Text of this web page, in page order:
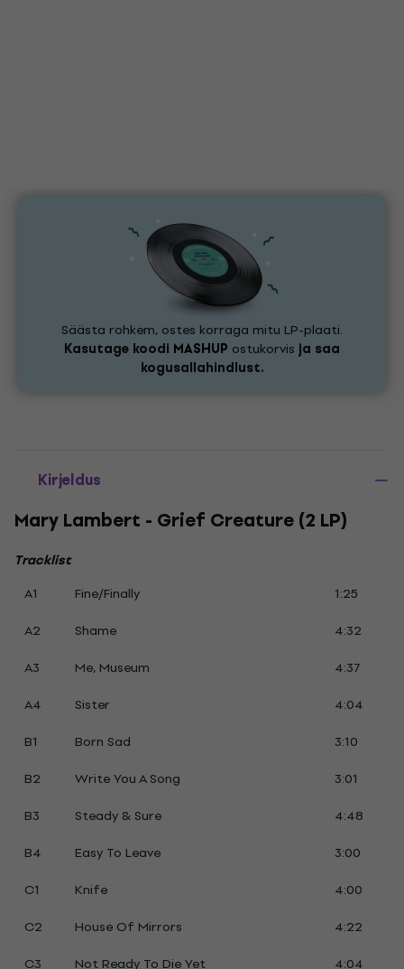
Säästa rohkem, ostes korraga mitu LP-plaati.
Kasutage koodi MASHUP ostukorvis ja saa
kogusallahindlust.
Kirjeldus
Mary Lambert - Grief Creature (2 LP)
Tracklist
A1
Fine/Finally
1:25
A2
Shame
4:32
A3
Me, Museum
4:37
A4
Sister
4:04
B1
Born Sad
3:10
B2
Write You A Song
3:01
B3
Steady & Sure
4:48
B4
Easy To Leave
3:00
C1
Knife
4:00
C2
House Of Mirrors
4:22
C3
Not Ready To Die Yet 4:04